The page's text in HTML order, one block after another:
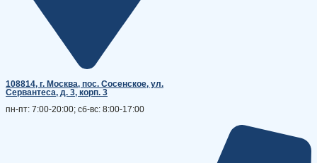
108814, г. Москва, поc. Сосенское, ул.
Сервантеса, д. 3, корп. 3
пн-пт: 7:00-20:00; сб-вс: 8:00-17:00